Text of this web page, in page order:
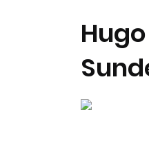
Análises